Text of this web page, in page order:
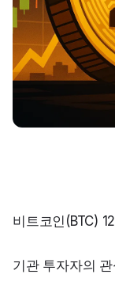
비트코인(BTC)
기관 투자자의